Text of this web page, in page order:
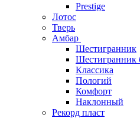
Prestige
Лотос
Тверь
Амбар
Шестигранник
Шестигранник
Классика
Пологий
Комфорт
Наклонный
Рекорд пласт